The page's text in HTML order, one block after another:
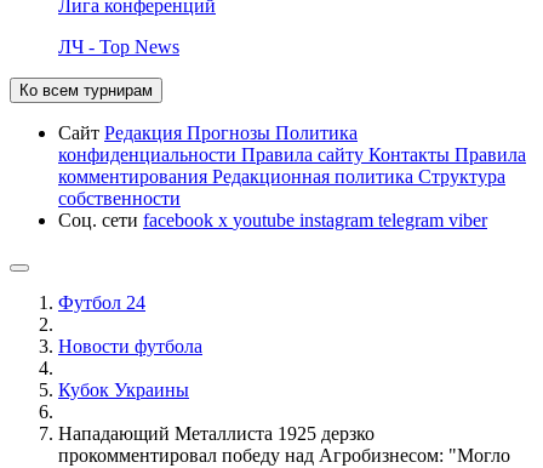
Лига конференций
ЛЧ - Top News
Ко всем турнирам
Сайт Редакция Прогнозы Политика
конфиденциальности Правила сайту Контакты Правила
комментирования Редакционная политика Структура
собственности
Соц. сети facebook x youtube instagram telegram viber
Футбол 24
Новости футбола
Кубок Украины
Нападающий Металлиста 1925 дерзко
прокомментировал победу над Агробизнесом: "Могло